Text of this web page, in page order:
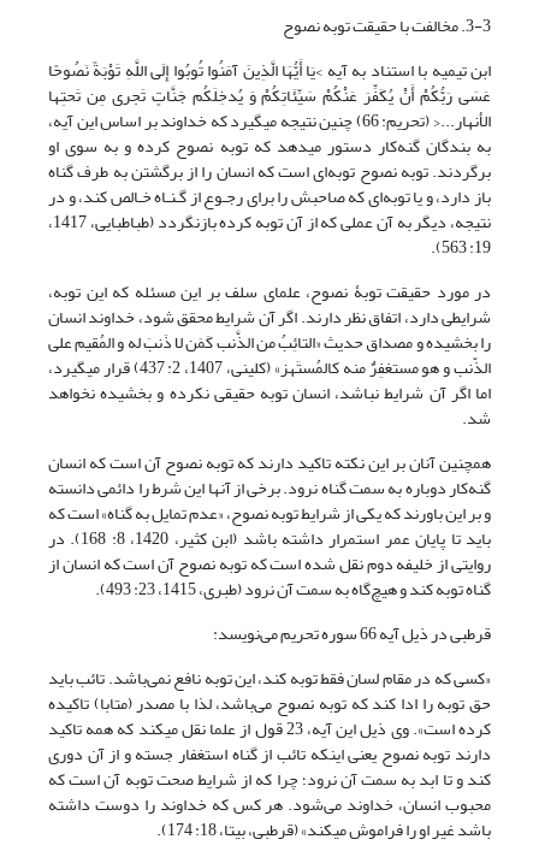
3-3. مخالفت با حقیقت توبه نصوح
ابن تیمیه با استناد به آیه >یَا أَیُّهَا الَّذِینَ آمَنُوا تُوبُوا إِلَى اللَّهِ تَوْبَةً نَصُوحًا
عَسَى رَبُّکُمْ أَنْ یُکَفِّرَ عَنْکُمْ سَیِّئَاتِکُمْ وَ یُدخِلَکُم جَنَّاتٍ تَجری مِن تَحتِها
الأنهار...< (تحریم: 66) چنین نتیجه می‎گیرد که خداوند بر اساس این آیه،
به بندگان گنه‌کار دستور می‎دهد که توبه نصوح کرده و به سوی او
برگردند. توبه نصوح توبه‌ای است که انسان را از برگشتن به طرف گناه
باز دارد، و یا توبه‌اى که صاحبش را براى رجـوع از گـنـاه خـالص کند، و در
نتیجه، دیگر به آن عملى که از آن توبه کرده بازنگردد (طباطبایی، 1417،
19: 563).
در مورد حقیقت توبۀ نصوح، علمای سلف بر این مسئله که این توبه،
شرایطی دارد، اتفاق نظر دارند. اگر آن شرایط محقق شود، خداوند انسان
را بخشیده و مصداق حدیث «التائِبُ من الذَّنب کَمَن لا ذَنبَ له و المُقیم على
الذّنب و هو مستغفِرٌ منه کالمُستَهز» (کلینی، 1407، 2: 437) قرار می‎گیرد،
اما اگر آن شرایط نباشد، انسان توبه حقیقی نکرده و بخشیده نخواهد
شد.
همچنین آنان بر این نکته تاکید دارند که توبه نصوح آن است که انسان
گنه‌کار دوباره به سمت گناه نرود. برخی از آنها این شرط را دائمی دانسته
و بر این باورند که یکی از شرایط توبه نصوح، «عدم تمایل به گناه» است که
باید تا پایان عمر استمرار داشته باشد (ابن کثیر، 1420، 8: 168). در
روایتی از خلیفه دوم نقل شده است که توبه نصوح آن است که انسان از
گناه توبه کند و هیچ‌گاه به سمت آن نرود (طبری، 1415، 23: 493).
قرطبی در ذیل آیه 66 سوره تحریم می‌نویسد:
«کسی که در مقام لسان فقط توبه کند، این توبه نافع نمی‌باشد. تائب باید
حق توبه را ادا کند که توبه نصوح می‌باشد، لذا با مصدر (متابا) تاکیده
کرده است». وی ذیل این آیه، 23 قول از علما نقل می‎کند که همه تاکید
دارند توبه نصوح یعنی اینکه تائب از گناه استغفار جسته و از آن دوری
کند و تا ابد به سمت آن نرود؛ چرا که از شرایط صحت توبه آن است که
محبوب انسان، خداوند می‌شود. هر کس که خداوند را دوست داشته
باشد غیر او را فراموش می‎کند» (قرطبی، بی‎تا، 18: 174).